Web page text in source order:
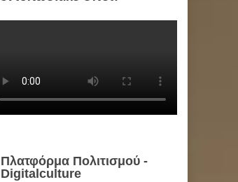
Πλατφόρμα Πολιτισμού -
Digitalculture